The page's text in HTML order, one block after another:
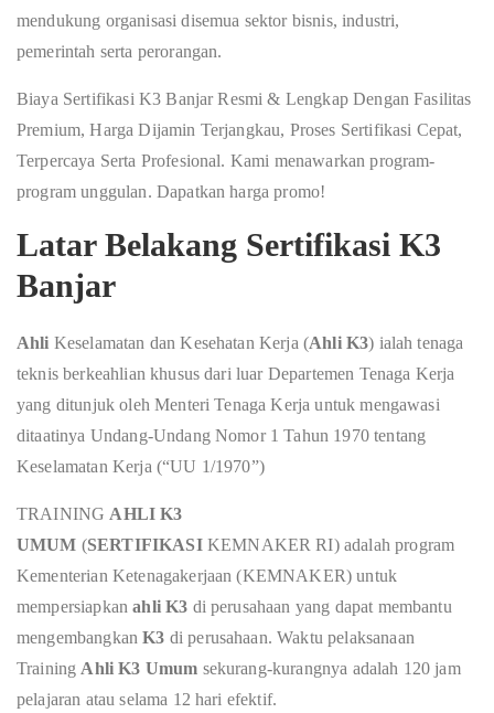
mendukung organisasi disemua sektor bisnis, industri,
pemerintah serta perorangan.
Biaya Sertifikasi K3 Banjar Resmi & Lengkap Dengan Fasilitas
Premium, Harga Dijamin Terjangkau, Proses Sertifikasi Cepat,
Terpercaya Serta Profesional. Kami menawarkan program-
program unggulan. Dapatkan harga promo!
Latar Belakang Sertifikasi K3
Banjar
Ahli Keselamatan dan Kesehatan Kerja (Ahli K3) ialah tenaga
teknis berkeahlian khusus dari luar Departemen Tenaga Kerja
yang ditunjuk oleh Menteri Tenaga Kerja untuk mengawasi
ditaatinya Undang-Undang Nomor 1 Tahun 1970 tentang
Keselamatan Kerja (“UU 1/1970”)
TRAINING AHLI K3
UMUM (SERTIFIKASIKEMNAKER RI) adalah program
Kementerian Ketenagakerjaan (KEMNAKER) untuk
mempersiapkanahli K3 di perusahaan yang dapat membantu
mengembangkanK3 di perusahaan. Waktu pelaksanaan
Training Ahli K3 Umum sekurang-kurangnya adalah 120 jam
pelajaran atau selama 12 hari efektif.